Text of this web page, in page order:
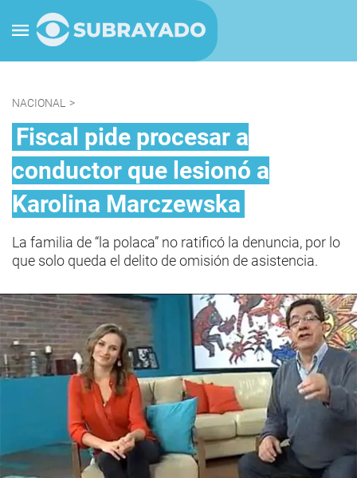
NACIONAL >
Fiscal pide procesar a
conductor que lesionó a
Karolina Marczewska
La familia de “la polaca” no ratificó la denuncia, por lo
que solo queda el delito de omisión de asistencia.